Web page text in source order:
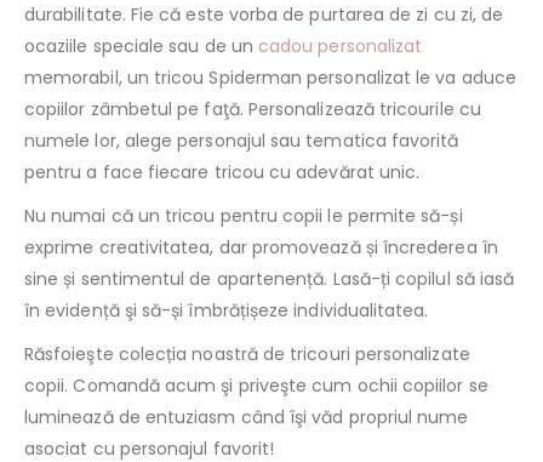
durabilitate. Fie că este vorba de purtarea de zi cu zi, de
ocaziile speciale sau de un cadou personalizat
memorabil, un tricou Spiderman personalizat le va aduce
copiilor zâmbetul pe faţă. Personalizează tricourile cu
numele lor, alege personajul sau tematica favorită
pentru a face fiecare tricou cu adevărat unic.
Nu numai că un tricou pentru copii le permite să-și
exprime creativitatea, dar promovează și încrederea în
sine și sentimentul de apartenență. Lasă-ți copilul să iasă
în evidență şi să-și îmbrățișeze individualitatea.
Răsfoieşte colecția noastră de tricouri personalizate
copii. Comandă acum şi priveşte cum ochii copiilor se
luminează de entuziasm când îşi văd propriul nume
asociat cu personajul favorit!